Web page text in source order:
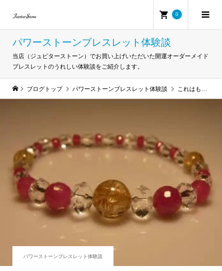
0
パワーストーンブレスレット体験談
当店（ジュピターストーン）でお買い上げいただいた開運オーダーメイド
ブレスレットのうれしい体験談をご紹介します。
ブログトップ パワーストーンブレスレット体験談 これはもうブレスレットの「パワー」と「相性」の証拠！
パワーストーンブレスレット体験談